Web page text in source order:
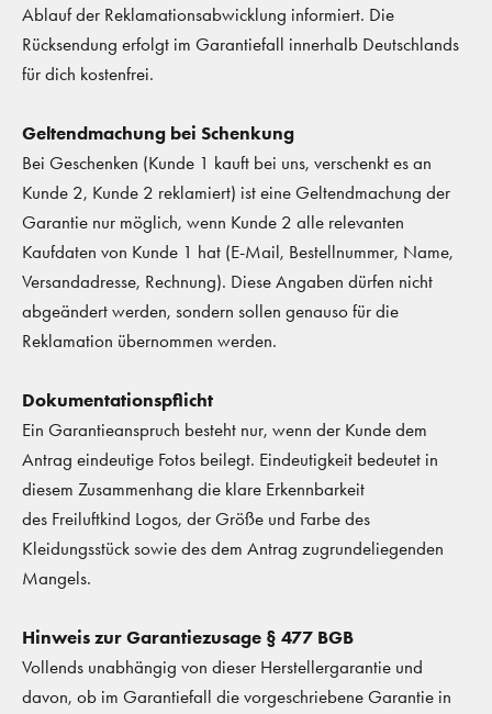
Ablauf der Reklamationsabwicklung informiert. Die
Rücksendung erfolgt im Garantiefall innerhalb Deutschlands
für dich kostenfrei.
Geltendmachung bei Schenkung
Bei Geschenken (Kunde 1 kauft bei uns, verschenkt es an
Kunde 2, Kunde 2 reklamiert) ist eine Geltendmachung der
Garantie nur möglich, wenn Kunde 2 alle relevanten
Kaufdaten von Kunde 1 hat (E-Mail, Bestellnummer, Name,
Versandadresse, Rechnung). Diese Angaben dürfen nicht
abgeändert werden, sondern sollen genauso für die
Reklamation übernommen werden.
Dokumentationspflicht
Ein Garantieanspruch besteht nur, wenn der Kunde dem
Antrag eindeutige Fotos beilegt. Eindeutigkeit bedeutet in
diesem Zusammenhang die klare Erkennbarkeit
des Freiluftkind Logos, der Größe und Farbe des
Kleidungsstück sowie des dem Antrag zugrundeliegenden
Mangels.
Hinweis zur Garantiezusage § 477 BGB
Vollends unabhängig von dieser Herstellergarantie und
davon, ob im Garantiefall die vorgeschriebene Garantie in